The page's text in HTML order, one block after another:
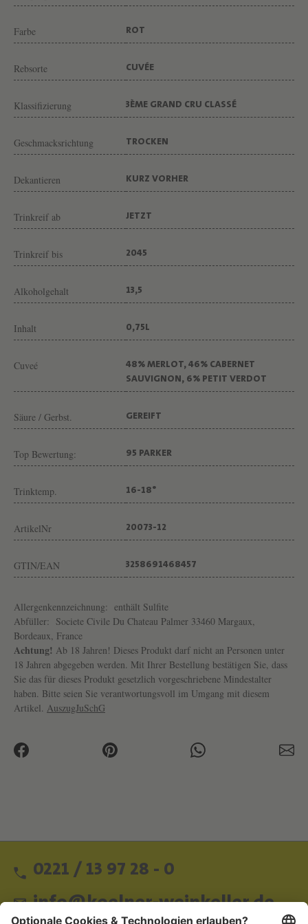
Â
E
P
L
M
E
Farbe ROT
Rebsorte CUVÉE
Klassifizierung 3ÈME GRAND CRU CLASSÉ
Geschmacksrichtung TROCKEN
Dekantieren KURZ VORHER
Trinkreif ab JETZT
Trinkreif bis 2045
Alkoholgehalt 13,5
Inhalt 0,75L
Cuveé
48% MERLOT, 46% CABERNET
SAUVIGNON, 6% PETIT VERDOT
Säure / Gerbst. GEREIFT
Top Bewertung: 95 PARKER
Trinktemp. 16-18°
ArtikelNr 20073-12
GTIN/EAN 3258691468457
Allergenkennzeichnung: enthält Sulfite
Abfüller: Societe Civile Du Chateau Palmer 33460 Margaux,
Bordeaux, France
Achtung! Ab 18 Jahren! Dieses Produkt darf nicht an Personen unter
18 Jahren abgegeben werden. Mit Ihrer Bestellung bestätigen Sie, dass
Sie das für dieses Produkt gesetzlich vorgeschriebene Mindestalter
haben. Bitte seien Sie verantwortungsvoll im Umgang mit diesem
Artikel. AuszugJuSchG
0221 / 13 97 28 - 0
info@koelner-weinkeller.de